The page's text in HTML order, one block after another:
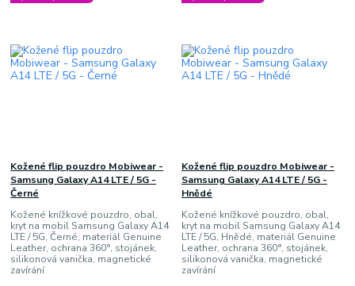
Kožené flip pouzdro Mobiwear -
Samsung Galaxy A14 LTE / 5G -
Černé
Kožené knížkové pouzdro, obal,
kryt na mobil Samsung Galaxy A14
LTE / 5G, Černé, materiál Genuine
Leather, ochrana 360°, stojánek,
silikonová vanička, magnetické
zavírání
Kožené flip pouzdro Mobiwear -
Samsung Galaxy A14 LTE / 5G -
Hnědé
Kožené knížkové pouzdro, obal,
kryt na mobil Samsung Galaxy A14
LTE / 5G, Hnědé, materiál Genuine
Leather, ochrana 360°, stojánek,
silikonová vanička, magnetické
zavírání